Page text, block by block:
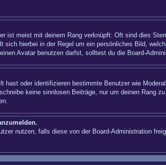
ist meist mit deinem Rang verknüpft: Oft sind dies
hierbei in der Regel um ein persönliches Bild,
Avatar benutzen darfst, solltest du die Board-
oder identifizieren bestimmte Benutzer wie
keine sinnlosen Beiträge, nur um deinen Rang
nutzen, falls diese von der Board-Administration